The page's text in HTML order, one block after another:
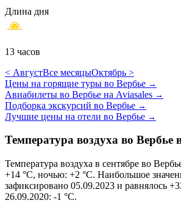
Длина дня
13 часов
< АвгустВсе месяцыОктябрь >
Цены на горящие туры во Вербье →
Авиабилеты во Вербье на Aviasales →
Подборка экскурсий во Вербье →
Лучшие цены на отели во Вербье →
Температура воздуха во Вербье
Температура воздуха в сентябре во
+14 °C, ночью: +2 °C. Наибольшое
зафиксировано 05.09.2023 и равнялось
26.09.2020: -1 °C.